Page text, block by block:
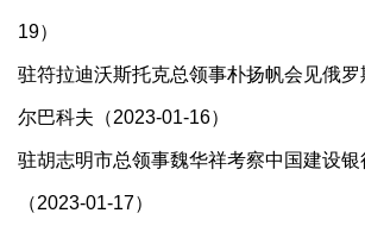
19）
驻符拉迪沃斯托克总领事朴扬帆会见俄
尔巴科夫（2023-01-16）
驻胡志明市总领事魏华祥考察中国建设
（2023-01-17）